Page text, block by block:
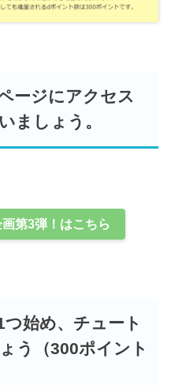
ージにアクセス
ましょう。
第3弾！はこちら
つ始め、チュート
う（300ポイント